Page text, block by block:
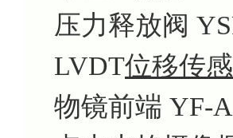
压力释放阀
LVDT位移传
物镜前端 YF-